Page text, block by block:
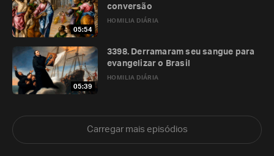
05:54
HOMILIA DIÁRIA
conversão
05:39
HOMILIA DIÁRIA
3398. Derramaram seu sangue para
evangelizar o Brasil
Carregar mais episódios